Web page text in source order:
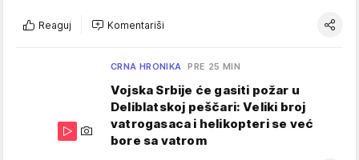
Reaguj Komentariši
CRNA HRONIKA PRE 25 MIN
Vojska Srbije će gasiti požar u
Deliblatskoj peščari: Veliki broj
vatrogasaca i helikopteri se već
bore sa vatrom